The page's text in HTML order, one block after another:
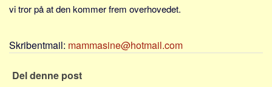
Virksomhed
Pension og opsparing
Forbrug
vi tror på at den kommer frem overhovedet.
Skribentmail: mammasine@hotmail.com
Del denne post